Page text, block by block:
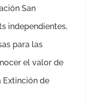
San
independientes,
para las
el valor de
de